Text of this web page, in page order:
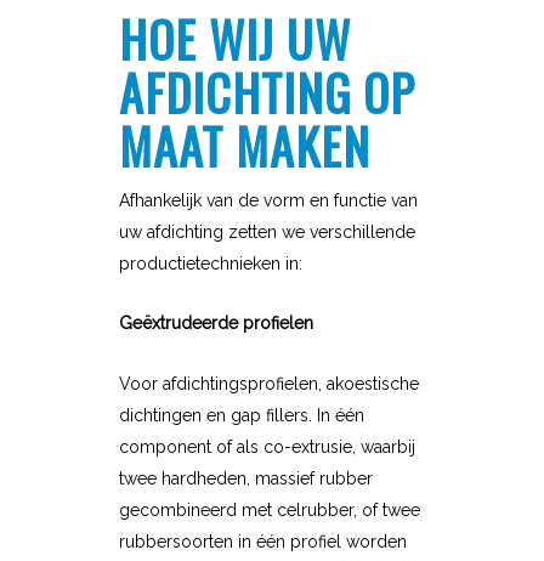
HOE WIJ UW
AFDICHTING OP
MAAT MAKEN
Afhankelijk van de vorm en functie van
uw afdichting zetten we verschillende
productietechnieken in:
Geëxtrudeerde profielen
Voor afdichtingsprofielen, akoestische
dichtingen en gap fillers. In één
component of als co-extrusie, waarbij
twee hardheden, massief rubber
gecombineerd met celrubber, of twee
rubbersoorten in één profiel worden